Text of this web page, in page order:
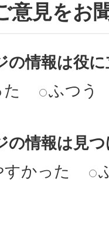
意見をお
の情報は役
ふつう
の情報は見
すかった